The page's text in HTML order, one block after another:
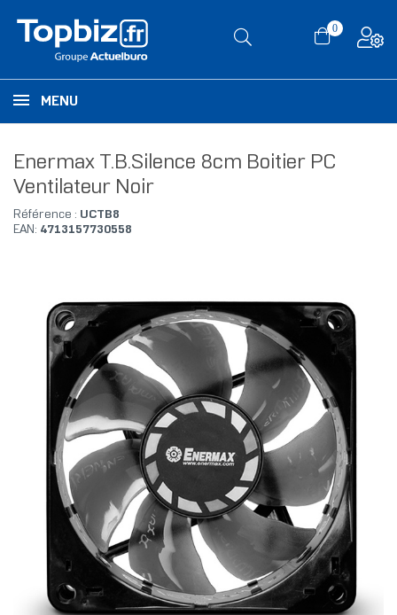
0
MENU
Enermax T.B.Silence 8cm Boitier PC
Ventilateur Noir
Référence : UCTB8
EAN: 4713157730558